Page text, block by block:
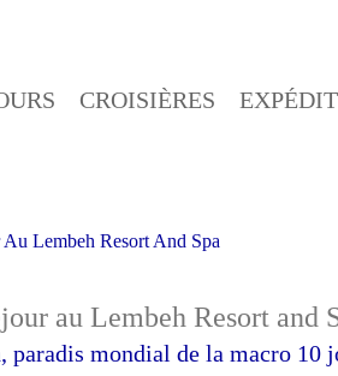
CROISIÈRES
Lembeh Resort And Spa
au Lembeh Resort and
paradis mondial de la macro 10